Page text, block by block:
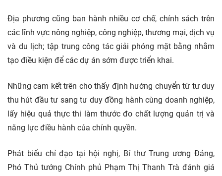
Địa phương cũng ban hành nhiều cơ chế, chính sách trên
các lĩnh vực nông nghiệp, công nghiệp, thương mại, dịch vụ
và du lịch; tập trung công tác giải phóng mặt bằng nhằm
tạo điều kiện để các dự án sớm được triển khai.
Những cam kết trên cho thấy định hướng chuyển từ tư duy
thu hút đầu tư sang tư duy đồng hành cùng doanh nghiệp,
lấy hiệu quả thực thi làm thước đo chất lượng quản trị và
năng lực điều hành của chính quyền.
Phát biểu chỉ đạo tại hội nghị, Bí thư Trung ương Đảng,
Phó Thủ tướng Chính phủ Phạm Thị Thanh Trà đánh giá